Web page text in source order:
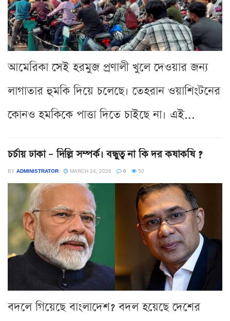
আমেরিকা সেই হরমুজ প্রণালী খুলে দেওয়ার জন্য
লাগাতার হুমকি দিয়ে চলেছে। তেহরান ওয়াশিংটনের
কোনও হমকিকে পাত্তা দিতে চাইছে না। এই...
চর্চায় ঢাকা – দিল্লি সম্পর্ক। বন্ধুত্ব না কি দর কষাকষি ?
BY ADMINISTRATOR MARCH 24, 2026 0 50
বদলে গিয়েছে বাংলাদেশ? বদল হয়েছে দেশের